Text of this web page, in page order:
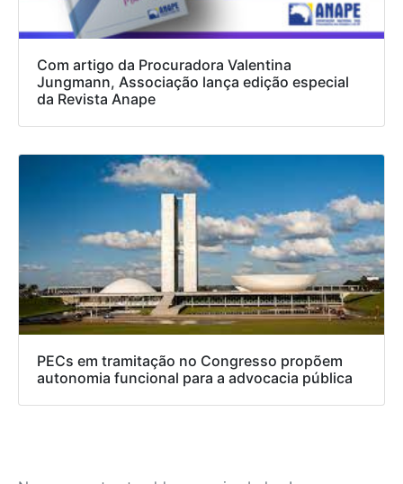
Com artigo da Procuradora Valentina
Jungmann, Associação lança edição especial
da Revista Anape
PECs em tramitação no Congresso propõem
autonomia funcional para a advocacia pública